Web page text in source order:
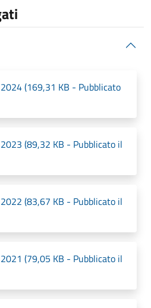
2024 (169,31 KB - Pubblicato
2023 (89,32 KB - Pubblicato il
2022 (83,67 KB - Pubblicato il
2021 (79,05 KB - Pubblicato il